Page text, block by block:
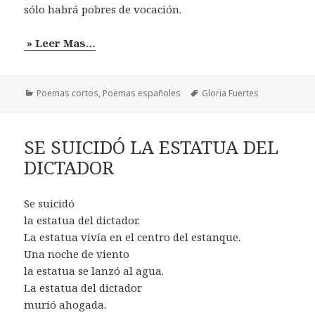
sólo habrá pobres de vocación.
» Leer Mas…
Categorías
Poemas cortos, Poemas españoles Etiquetas
Gloria Fuertes
SE SUICIDÓ LA ESTATUA DEL
DICTADOR
Se suicidó
la estatua del dictador.
La estatua vivía en el centro del estanque.
Una noche de viento
la estatua se lanzó al agua.
La estatua del dictador
murió ahogada.